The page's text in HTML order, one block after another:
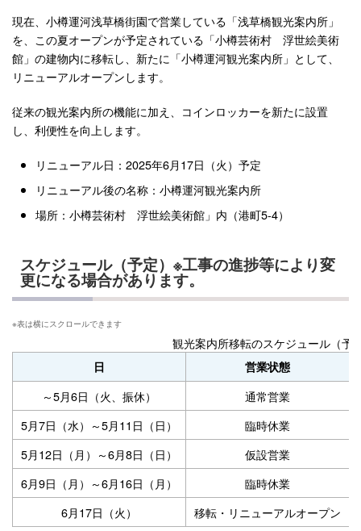
現在、小樽運河浅草橋街園で営業している「浅草橋観光案内所」
を、この夏オープンが予定されている「小樽芸術村 浮世絵美術
館」の建物内に移転し、新たに「小樽運河観光案内所」として、
リニューアルオープンします。
従来の観光案内所の機能に加え、コインロッカーを新たに設置
し、利便性を向上します。
リニューアル日：2025年6月17日（火）予定
リニューアル後の名称：小樽運河観光案内所
場所：小樽芸術村 浮世絵美術館」内（港町5-4）
スケジュール（予定）※工事の進捗等により変
更になる場合があります。
観光案内所移転のスケジュール（予
日 営業状態
～5月6日（火、振休）
通常営業
5月7日（水）～5月11日（日）
臨時休業
5月12日（月）～6月8日（日）
仮設営業
6月9日（月）～6月16日（月）
臨時休業
6月17日（火）
移転・リニューアルオープン